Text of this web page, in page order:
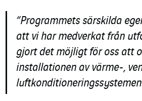
”Programmets särskilda
att vi har medverkat från
gjort det möjligt för oss att
installationen av värme-,